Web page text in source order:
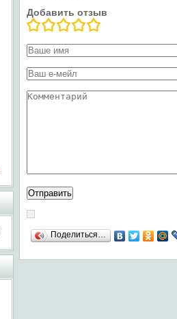
Добавить отзыв
Поделиться…